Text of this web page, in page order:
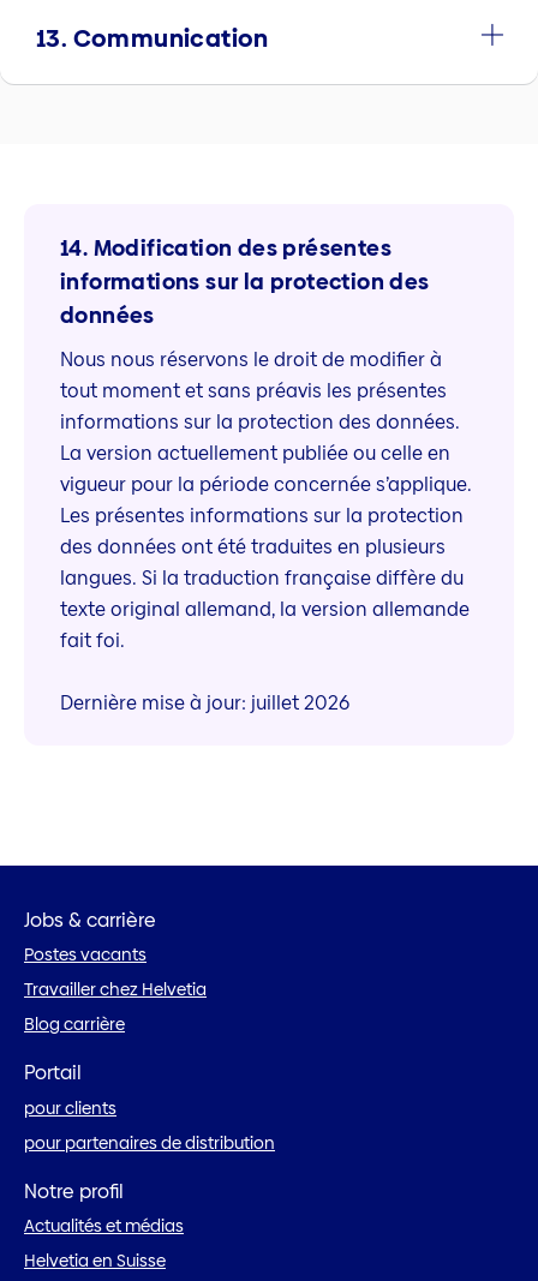
13. Communication
14. Modification des présentes
informations sur la protection des
données
Nous nous réservons le droit de modifier à
tout moment et sans préavis les présentes
informations sur la protection des données.
La version actuellement publiée ou celle en
vigueur pour la période concernée s’applique.
Les présentes informations sur la protection
des données ont été traduites en plusieurs
langues. Si la traduction française diffère du
texte original allemand, la version allemande
fait foi.
Dernière mise à jour: juillet 2026
Jobs & carrière
Postes vacants
Travailler chez Helvetia
Blog carrière
Portail
pour clients
pour partenaires de distribution
Notre profil
Actualités et médias
Helvetia en Suisse